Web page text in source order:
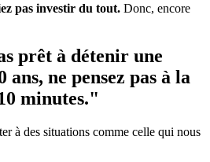
pas investir du tout. Donc, encore
prêt à détenir une
ne pensez pas à la
minutes."
à des situations comme celle qui nous